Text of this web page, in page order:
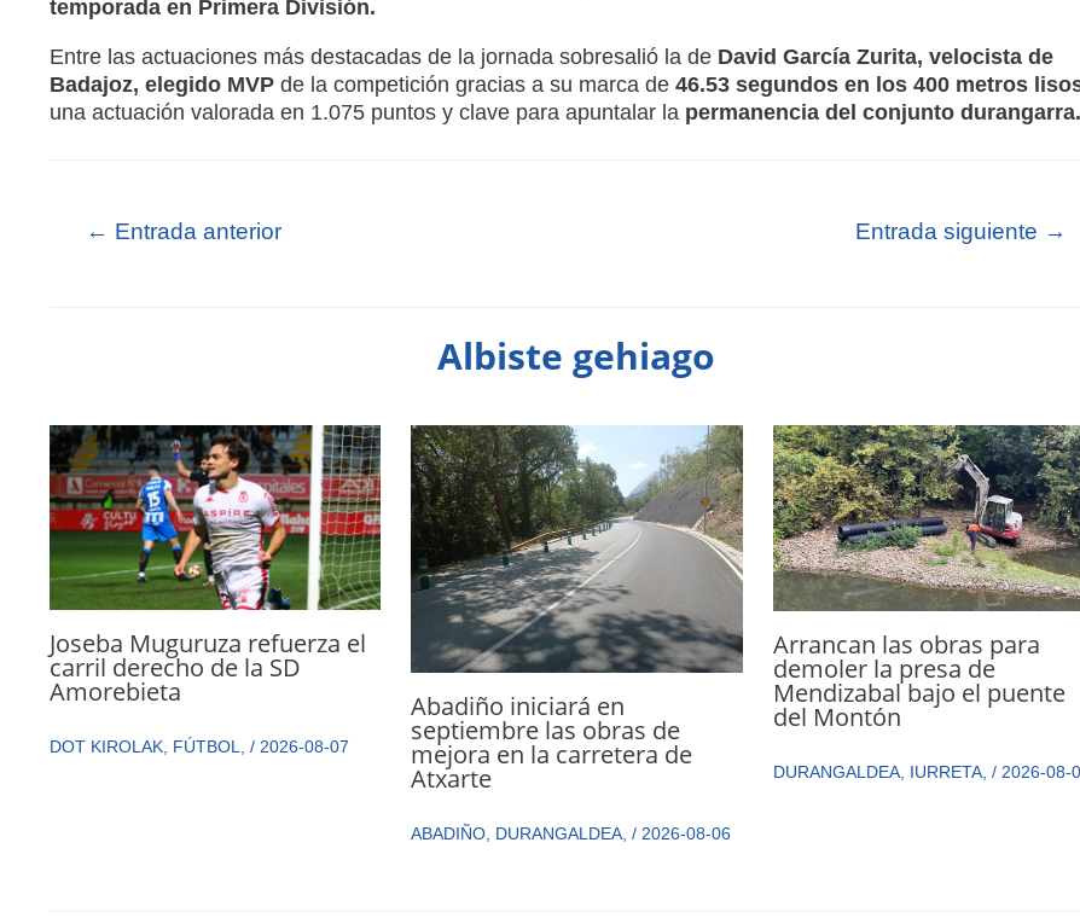
temporada en Primera División.
Entre las actuaciones más destacadas de la jornada sobresalió la deDavid García Zurita, velocista de
Badajoz, elegido MVPde la competición gracias a su marca de46.53 segundos en los 400 metros
una actuación valorada en 1.075 puntos y clave para apuntalar la permanencia del conjunto durangarra.
← Entrada anterior Entrada siguiente →
Albiste gehiago
Joseba Muguruza refuerza el
carril derecho de la SD
Amorebieta
DOT KIROLAK, FÚTBOL, / 2026-08-07
Abadiño iniciará en
septiembre las obras de
mejora en la carretera de
Atxarte
ABADIÑO DURANGALDEA ,/ 2026-08-06
Arrancan las obras para
demoler la presa de
Mendizabal bajo el puente
del Montón
DURANGALDEA, IURRETA, / 2026-08-